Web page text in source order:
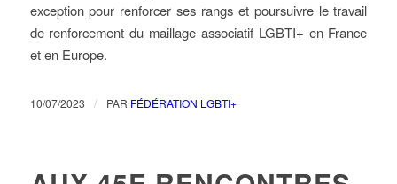
exception pour renforcer ses rangs et poursuivre le travail
de renforcement du maillage associatif LGBTI+ en France
et en Europe.
10/07/2023 / PAR FÉDÉRATION LGBTI+